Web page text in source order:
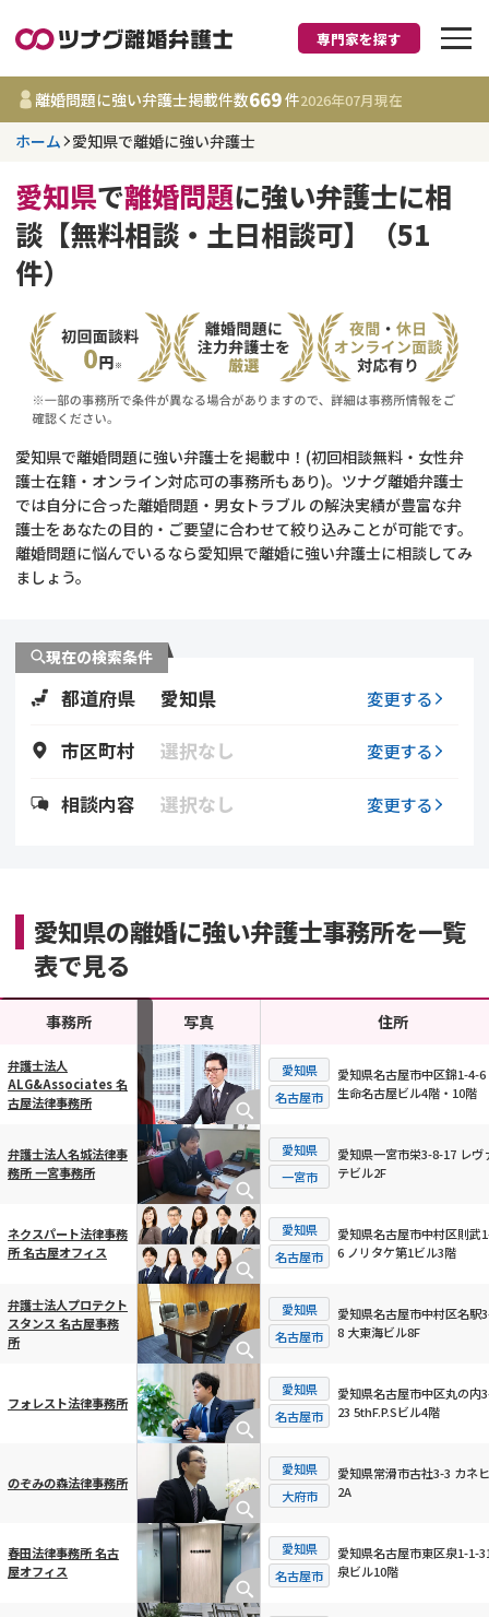
離婚に強い弁護士
事務所 669
件
更新日 :2026年07月31日
離婚前相談
DV
不貞・不倫慰謝料請求
費用相場
財産分与
養育費
離婚の相談先
その他の男女問題
専門家を探す
離婚問題に強い弁護士掲載件数669件2026年07月現在
ホーム 愛知県で離婚に強い弁護士
愛知県で離婚問題に強い弁護士に相
談【無料相談・土日相談可】（51
件）
愛知県で離婚問題に強い弁護士を掲載中！(初回相談無料・女性弁
護士在籍・オンライン対応可の事務所もあり)。ツナグ離婚弁護士
では自分に合った離婚問題・男女トラブル の解決実績が豊富な弁
護士をあなたの目的・ご要望に合わせて絞り込みことが可能です。
離婚問題に悩んでいるなら愛知県で離婚に強い弁護士に相談してみ
ましょう。
現在の検索条件
都道府県 愛知県 変更する
市区町村 選択なし 変更する
相談内容 選択なし 変更する
愛知県の離婚に強い弁護士事務所を一覧
表で見る
横スクロール可能
事務所 写真 住所
弁護士法人
ALG&Associates 名
古屋法律事務所
愛知県
名古屋市
愛知県名古屋市中区錦1-4-6
生命名古屋ビル4階・10階
弁護士法人名城法律事
務所 一宮事務所
愛知県
一宮市
愛知県一宮市栄3-8-17 レヴ
テビル2F
ネクスパート法律事務
所 名古屋オフィス
愛知県
名古屋市
愛知県名古屋市中村区則武
6 ノリタケ第1ビル3階
弁護士法人プロテクト
スタンス 名古屋事務
所
愛知県
名古屋市
愛知県名古屋市中村区名駅
8 大東海ビル8F
フォレスト法律事務所
愛知県
名古屋市
愛知県名古屋市中区丸の内
23 5thF.P.Sビル4階
のぞみの森法律事務所
愛知県
大府市
愛知県常滑市古社3-3 カネ
2A
春田法律事務所 名古
屋オフィス
愛知県
名古屋市
愛知県名古屋市東区泉1-1-
泉ビル10階